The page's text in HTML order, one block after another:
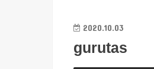
2020.10.03
gurutas